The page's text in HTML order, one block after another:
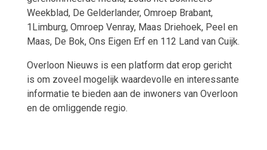
Weekblad, De Gelderlander, Omroep Brabant,
1Limburg, Omroep Venray, Maas Driehoek, Peel en
Maas, De Bok, Ons Eigen Erf en 112 Land van Cuijk.
Overloon Nieuws is een platform dat erop gericht
is om zoveel mogelijk waardevolle en interessante
informatie te bieden aan de inwoners van Overloon
en de omliggende regio.